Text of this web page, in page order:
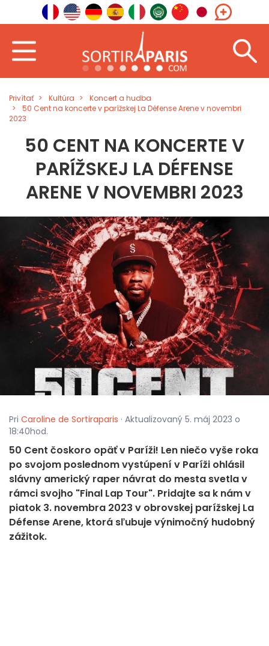
Privítať Kultúra
Koncert a hudba
50 Cent na koncerte v parížskej La Défense Arene v novembri
2023
50 CENT NA KONCERTE V
PARÍŽSKEJ LA DÉFENSE
ARENE V NOVEMBRI 2023
Pri Caroline de Sortiraparis · Aktualizovaný 5. máj 2023 o
18:40hod.
50 Cent čoskoro opäť v Paríži! Len niečo vyše roka
po svojom poslednom vystúpení v Paríži ohlásil
slávny americký raper návrat do mesta svetla v
rámci svojho "Final Lap Tour". Pridajte sa k nám v
piatok 3. novembra 2023 v obrovskej parížskej La
Défense Arene, ktorá sľubuje výnimočný hudobný
zážitok.